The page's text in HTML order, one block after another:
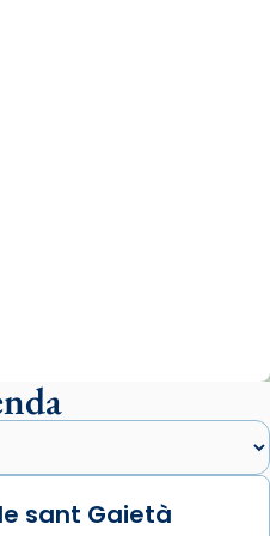
Juliana i
màrtirs.
sant Gaietà